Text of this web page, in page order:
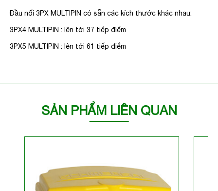
Đầu nối 3PX MULTIPIN có sẵn các kích thước khác nhau:
3PX4 MULTIPIN : lên tới 37 tiếp điểm
3PX5 MULTIPIN : lên tới 61 tiếp điểm
SẢN PHẨM LIÊN QUAN